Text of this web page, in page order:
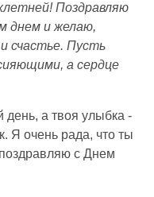
Поздравляю
днем и желаю,
счастье. Пусть
а сердце
а твоя улыбка -
Я очень рада, что ты
с Днем